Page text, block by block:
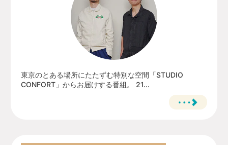
東京のとある場所にたたずむ特別な空間「STUDIO
CONFORT」からお届けする番組。 21...